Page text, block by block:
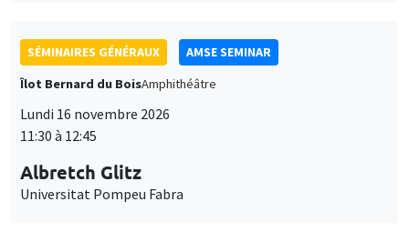
SÉMINAIRES GÉNÉRAUX
AMSE SEMINAR
Îlot Bernard du BoisAmphithéâtre
Lundi 16 novembre 2026
11:30 à 12:45
Albretch Glitz
Universitat Pompeu Fabra